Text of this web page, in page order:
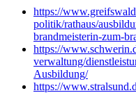
https://
politik/rathaus/
brandmeisterin-zum-
https://
verwaltung/
Ausbildung/
https://